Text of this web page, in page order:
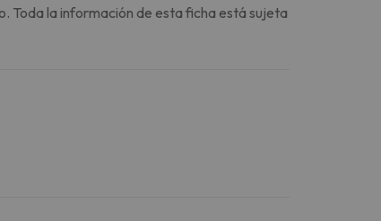
Toda la información de esta ficha está sujeta